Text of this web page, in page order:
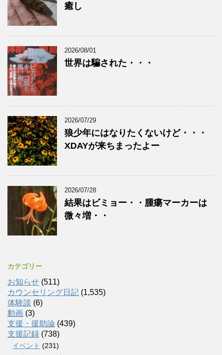
癒し
2026/08/01
世界は騙された・・・
2026/07/29
狼少年にはなりたくないけど・・・
XDAYが来ちまったよー
2026/07/28
結果はビミョー・・腫瘍マーカーは
微々増・・
カテゴリー
お知らせ (511)
カウンセリング日記 (1,535)
体験談 (6)
動画 (3)
支援・援助論 (439)
支援記録 (738)
イベント (231)